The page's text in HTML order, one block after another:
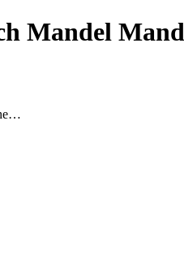
Mandel